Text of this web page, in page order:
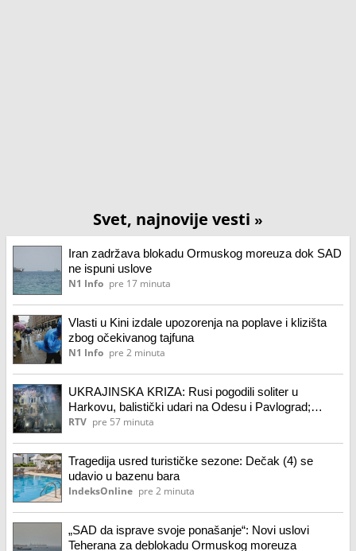
Svet, najnovije vesti »
Iran zadržava blokadu Ormuskog moreuza dok SAD
ne ispuni uslove
N1 Info pre 17 minuta
Vlasti u Kini izdale upozorenja na poplave i klizišta
zbog očekivanog tajfuna
N1 Info pre 2 minuta
UKRAJINSKA KRIZA: Rusi pogodili soliter u
Harkovu, balistički udari na Odesu i Pavlograd;
dronovi napali Belgorod
RTV pre 57 minuta
Tragedija usred turističke sezone: Dečak (4) se
udavio u bazenu bara
IndeksOnline pre 2 minuta
„SAD da isprave svoje ponašanje“: Novi uslovi
Teherana za deblokadu Ormuskog moreuza